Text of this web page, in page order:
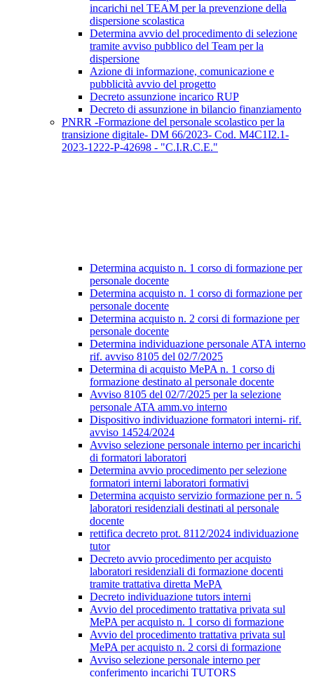
incarichi nel TEAM per la prevenzione della
dispersione scolastica
Determina avvio del procedimento di selezione
tramite avviso pubblico del Team per la
dispersione
Azione di informazione, comunicazione e
pubblicità avvio del progetto
Decreto assunzione incarico RUP
Decreto di assunzione in bilancio finanziamento
PNRR -Formazione del personale scolastico per la
transizione digitale- DM 66/2023- Cod. M4C1I2.1-
2023-1222-P-42698 - "C.I.R.C.E."
Determina acquisto n. 1 corso di formazione per
personale docente
Determina acquisto n. 1 corso di formazione per
personale docente
Determina acquisto n. 2 corsi di formazione per
personale docente
Determina individuazione personale ATA interno
rif. avviso 8105 del 02/7/2025
Determina di acquisto MePA n. 1 corso di
formazione destinato al personale docente
Avviso 8105 del 02/7/2025 per la selezione
personale ATA amm.vo interno
Dispositivo individuazione formatori interni- rif.
avviso 14524/2024
Avviso selezione personale interno per incarichi
di formatori laboratori
Determina avvio procedimento per selezione
formatori interni laboratori formativi
Determina acquisto servizio formazione per n. 5
laboratori residenziali destinati al personale
docente
rettifica decreto prot. 8112/2024 individuazione
tutor
Decreto avvio procedimento per acquisto
laboratori residenziali di formazione docenti
tramite trattativa diretta MePA
Decreto individuazione tutors interni
Avvio del procedimento trattativa privata sul
MePA per acquisto n. 1 corso di formazione
Avvio del procedimento trattativa privata sul
MePA per acquisto n. 2 corsi di formazione
Avviso selezione personale interno per
conferimento incarichi TUTORS